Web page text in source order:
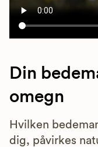
Din
omegn
Hvilken
dig, påvirkes